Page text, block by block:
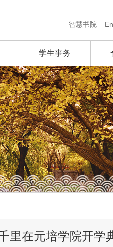
智慧书院
学生事务
里在元培学院开学